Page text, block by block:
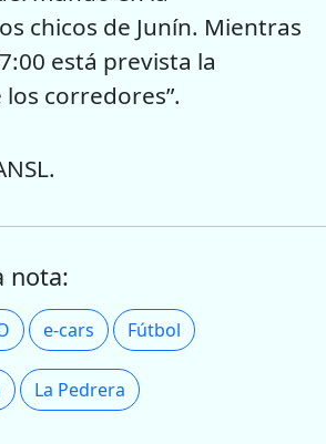
chicos de Junín. Mientras
está prevista la
corredores”.
nota:
e-cars Fútbol
La Pedrera